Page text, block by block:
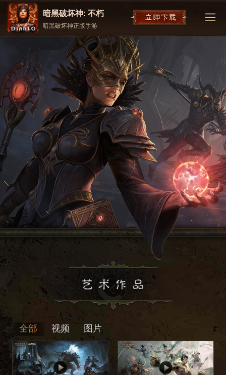
暗黑破坏神: 不朽
暗黑破坏神正版手游
全部 视频 图片